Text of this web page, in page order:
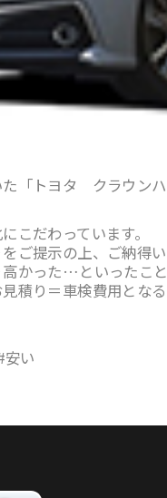
「トヨタ クラウン
こだわっています。
ご提示の上、ご納得
かった…といったこと
積り＝車検費用となる
い